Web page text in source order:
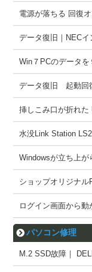
電源が落ちる 回復
データ復旧｜NEC
Win７PCのデータを
データ復旧 起動回
挿しこみ口が折れた
水没Link Station
Windowsが立ち上
ショップオリジナ
ログイン画面から
パソコン修理
M.2 SSD故障｜